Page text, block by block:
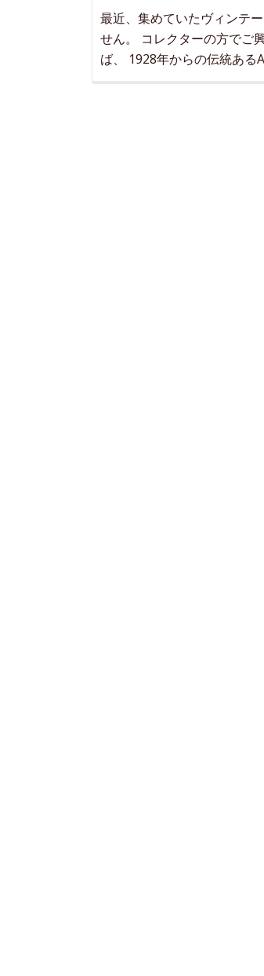
最近、集めていたヴィンテ
せん。 コレクターの方でご
ば、 1928年からの伝統あ